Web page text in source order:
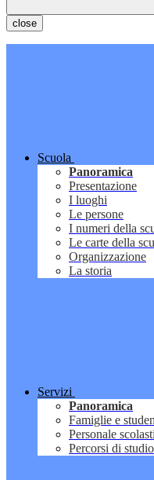
close
Scuola
Panoramica
Presentazione
I luoghi
Le persone
I numeri della
Le carte della
Organizzazione
La storia
Servizi
Panoramica
Famiglie e
Personale
Percorsi di studio